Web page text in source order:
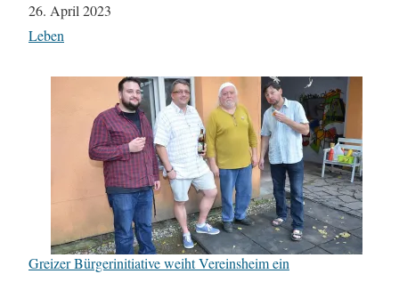
Datum
26. April 2023
In Bezug auf
Leben
Greizer Bürgerinitiative weiht Vereinsheim ein